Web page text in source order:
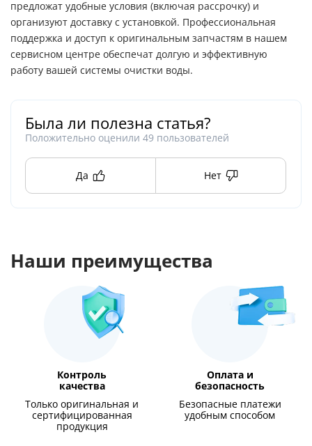
предложат удобные условия (включая рассрочку) и
организуют доставку с установкой. Профессиональная
поддержка и доступ к оригинальным запчастям в нашем
сервисном центре обеспечат долгую и эффективную
работу вашей системы очистки воды.
Была ли полезна статья?
Положительно оценили 49 пользователей
Да Нет
Наши преимущества
Контроль
качества
Только оригинальная и
сертифицированная
продукция
Оплата и
безопасность
Безопасные платежи
удобным способом